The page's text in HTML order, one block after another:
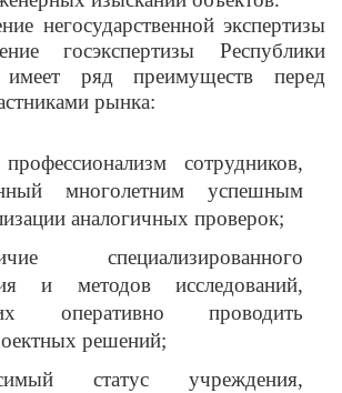
экспертизы
госэкспертизы Республики
имеет ряд преимуществ перед
рынка:
сотрудников,
многолетним успешным
аналогичных проверок;
специализированного
и методов исследований,
оперативно проводить
решений;
статус учреждения,